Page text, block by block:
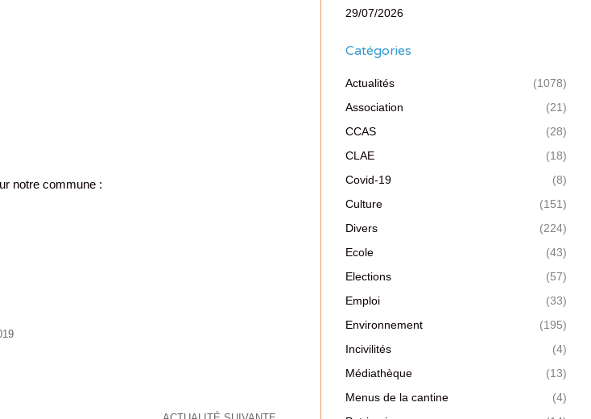
notre commune :
29/07/2026
Catégories
Actualités
(1078)
Association
(21)
CCAS
(28)
CLAE
(18)
Covid-19
(8)
Culture
(151)
Divers
(224)
Ecole
(43)
Elections
(57)
Emploi
(33)
Environnement
(195)
Incivilités
(4)
Médiathèque
(13)
Menus de la cantine
(4)